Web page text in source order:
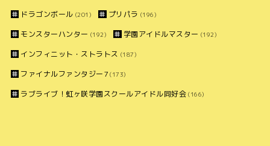
ドラゴンボール (201) プリパラ (196)
モンスターハンター (192) 学園アイドルマスター (192)
インフィニット・ストラトス (187)
ファイナルファンタジー7 (173)
ラブライブ！虹ヶ咲学園スクールアイドル同好会 (166)